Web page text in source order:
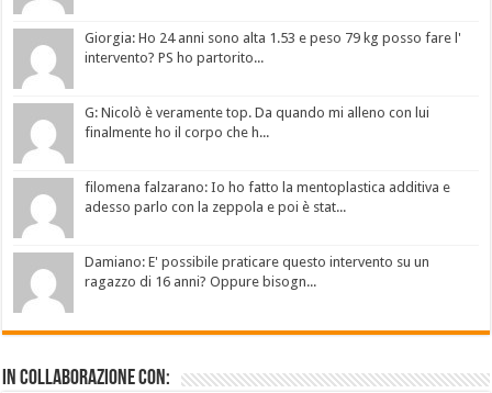
Giorgia: Ho 24 anni sono alta 1.53 e peso 79 kg posso fare l'
intervento? PS ho partorito...
G: Nicolò è veramente top. Da quando mi alleno con lui
finalmente ho il corpo che h...
filomena falzarano: Io ho fatto la mentoplastica additiva e
adesso parlo con la zeppola e poi è stat...
Damiano: E' possibile praticare questo intervento su un
ragazzo di 16 anni? Oppure bisogn...
In collaborazione con: